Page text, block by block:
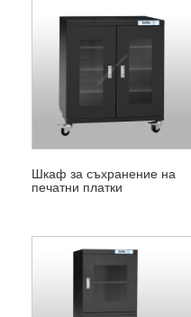
Шкаф за съхранение на
печатни платки